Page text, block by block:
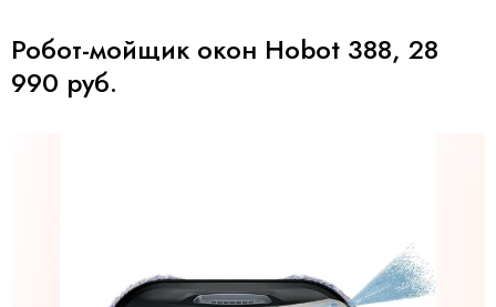
Робот-мойщик окон Hobot 388, 28
990 руб.